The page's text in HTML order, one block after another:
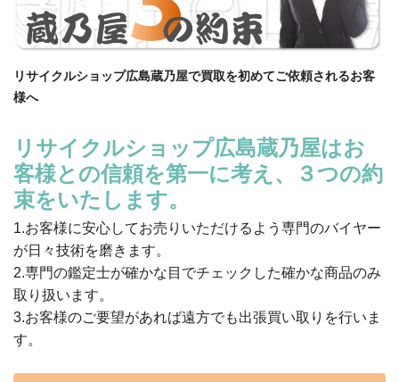
リサイクルショップ広島蔵乃屋で買取を初めてご依頼されるお客
様へ
リサイクルショップ広島蔵乃屋はお
客様との信頼を第一に考え、３つの約
束をいたします。
1.お客様に安心してお売りいただけるよう専門のバイヤー
が日々技術を磨きます。
2.専門の鑑定士が確かな目でチェックした確かな商品のみ
取り扱います。
3.お客様のご要望があれば遠方でも出張買い取りを行いま
す。